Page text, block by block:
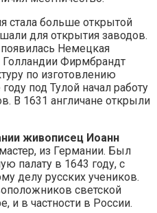
стала больше открытой
для открытия заводов.
Немецкая
Фирмбрандт
по изготовлению
под Тулой начал работу
В 1631 англичане открыли
живописец Иоанн
из Германии. Был
палату в 1643 году, с
делу русских учеников.
светской
и в частности в России.